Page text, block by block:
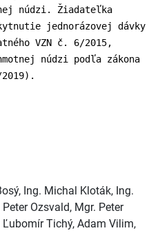
núdzi. Žiadateľka
jednorázovej dávky
VZN č. 6/2015,
núdzi podľa zákona
Ing. Michal Kloták, Ing.
Ozsvald, Mgr. Peter
Tichý, Adam Vilim,